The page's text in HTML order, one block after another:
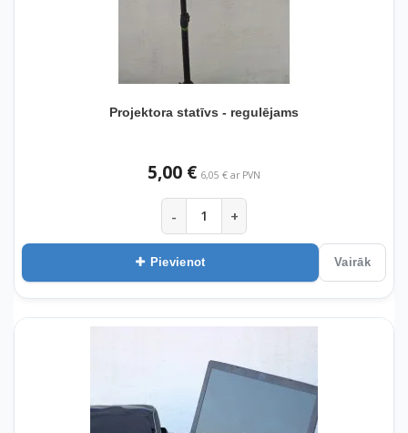
Projektora statīvs - regulējams
5,00 € 6,05 € ar PVN
- +
Pievienot Vairāk